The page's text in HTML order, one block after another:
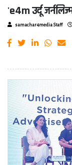
'e4m उर्दू
samachar4media Staff